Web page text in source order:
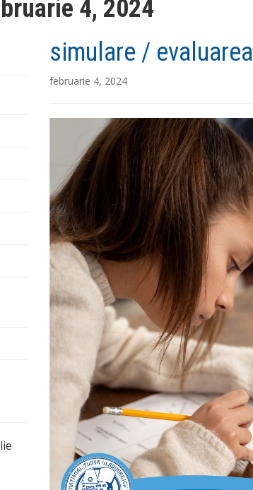
4, 2024
simulare /
februarie 4, 2024